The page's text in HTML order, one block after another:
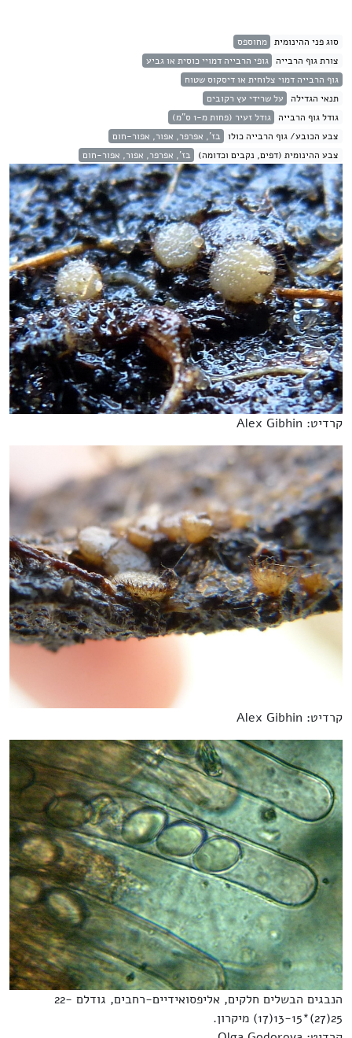
סוג פני ההינומית מחוספס
צורת גוף הרבייה גופי הרבייה דמויי כוסית או גביע
גוף הרבייה דמוי צלוחית או דיסקוס שטוח
תנאי הגדילה על שרידי עץ רקובים
גודל גוף הרבייה גודל זעיר (פחות מ-1 ס"מ)
צבע הכובע/ גוף הרבייה כולו בז', אפרפר, אפור, אפור-חום
צבע ההינומית (דפים, נקבים וכדומה) בז', אפרפר, אפור, אפור-חום
קרדיט: Alex Gibhin
קרדיט: Alex Gibhin
הנבגים הבשלים חלקים, אליפסואידיים-רחבים, גודלם 22-
25(27)*13-15(17) מיקרון.